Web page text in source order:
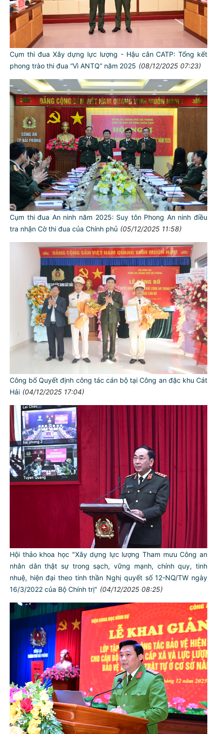
Cụm thi đua Xây dựng lực lượng - Hậu cân CATP: Tổng kết
phong trào thi đua “Vì ANTQ” năm 2025 (08/12/2025 07:23)
Cụm thi đua An ninh năm 2025: Suy tôn Phong An ninh điều
tra nhận Cờ thi đua của Chính phủ (05/12/2025 11:58)
Công bố Quyết định công tác cán bộ tại Công an đặc khu Cát
Hải (04/12/2025 17:04)
Hội thảo khoa học "Xây dựng lực lượng Tham mưu Công an
nhân dân thật sự trong sạch, vững mạnh, chính quy, tinh
nhuệ, hiện đại theo tinh thần Nghị quyết số 12-NQ/TW ngày
16/3/2022 của Bộ Chính trị" (04/12/2025 08:25)